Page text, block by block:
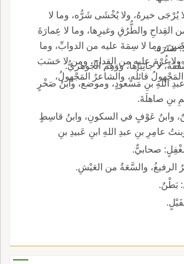
يُرْجَى خيرهُ، ولا يُخْشَى شَرُّه، وما لا
القِداحِ والطُّرُقِ وغيرِها، وما لا عِمارَةَ
وما لا سِمَةَ عليه من الدوابِّ، وما
ولا غُرْمَ عليه من القِداحِ، ومن لا حَسَبَ
قائلُه، والشاعرُ المَجْهولُ،
سَتَرَه.
لا جانِباها، ووَهِم الجوهريُّ.
اللهِ بنِ مَسْعودٍ، وموضع، وابنُ صَخْرٍ
بنِ صاهلَةَ.
وابنُ عَوْفٍ في السكونِ، وابنُ قاسِطٍ
عامِرِ بنِ عبدِ اللهِ ابنِ عَبيدِ بنِ
صحابيٌّ.
الرفيغُ، والسَّعَةُ من العَيْشِ.
بَطْنٌ.